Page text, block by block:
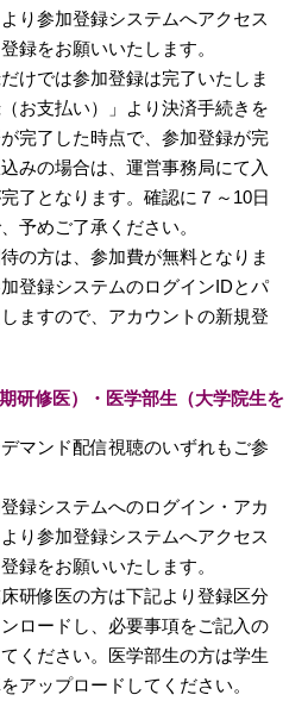
り参加登録システムへアクセス
録をお願いいたします。
けでは参加登録は完了いたしま
お支払い）」より決済手続きを
完了した時点で、参加登録が完
みの場合は、運営事務局にて入
了となります。確認に７～10日
予めご了承ください。
の方は、参加費が無料となりま
登録システムのログインIDとパ
ますので、アカウントの新規登
研修医）・医学部生（大学院生を
マンド配信視聴のいずれもご参
録システムへのログイン・アカ
り参加登録システムへアクセス
録をお願いいたします。
研修医の方は下記より登録区分
ロードし、必要事項をご記入の
ください。医学部生の方は学生
アップロードしてください。